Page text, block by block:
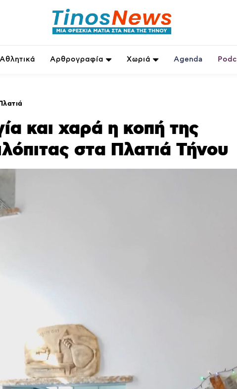
Αθλητικά Αρθρογραφία Χωριά Agenda
και χαρά η κοπή της
στα Πλατιά Τήνου